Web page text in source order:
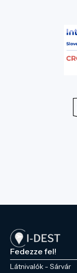
Fedezze fel!
Látnivalók - Sárvár